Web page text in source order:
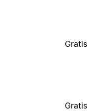
Gratis
Gratis